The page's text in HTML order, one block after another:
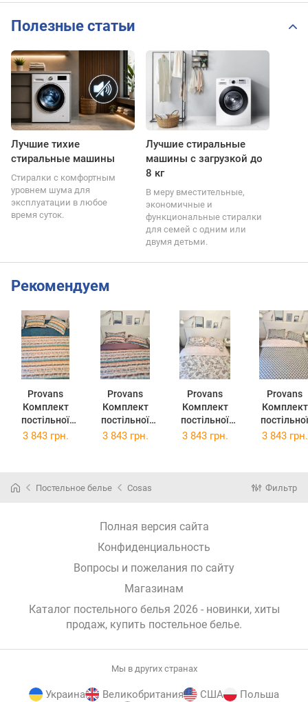
Полезные статьи
Лучшие тихие
стиральные машины
Стиралки с комфортным
уровнем шума для
эксплуатации в любое
время суток.
Лучшие стиральные
машины с загрузкой до
8 кг
В меру вместительные,
экономичные и
функциональные стиралки
для семей с одним или
двумя детьми.
Рекомендуем
Provans
Комплект
постільної
білизни
Сімейний
Provans
Комплект
постільної
білизни
(026257)
Provans
Комплект
постільної
білизни
Provans
Комплект
постільної
білизни
Сімейний
3 843 грн. 3 843 грн. 3 843 грн. 3 843 грн.
Постельное белье Cosas Фильтр
Полная версия сайта
Конфиденциальность
Вопросы и пожелания по сайту
Магазинам
Каталог постельного белья 2026 - новинки, хиты
продаж, купить постельное белье.
Мы в других странах
Украина Великобритания США Польша